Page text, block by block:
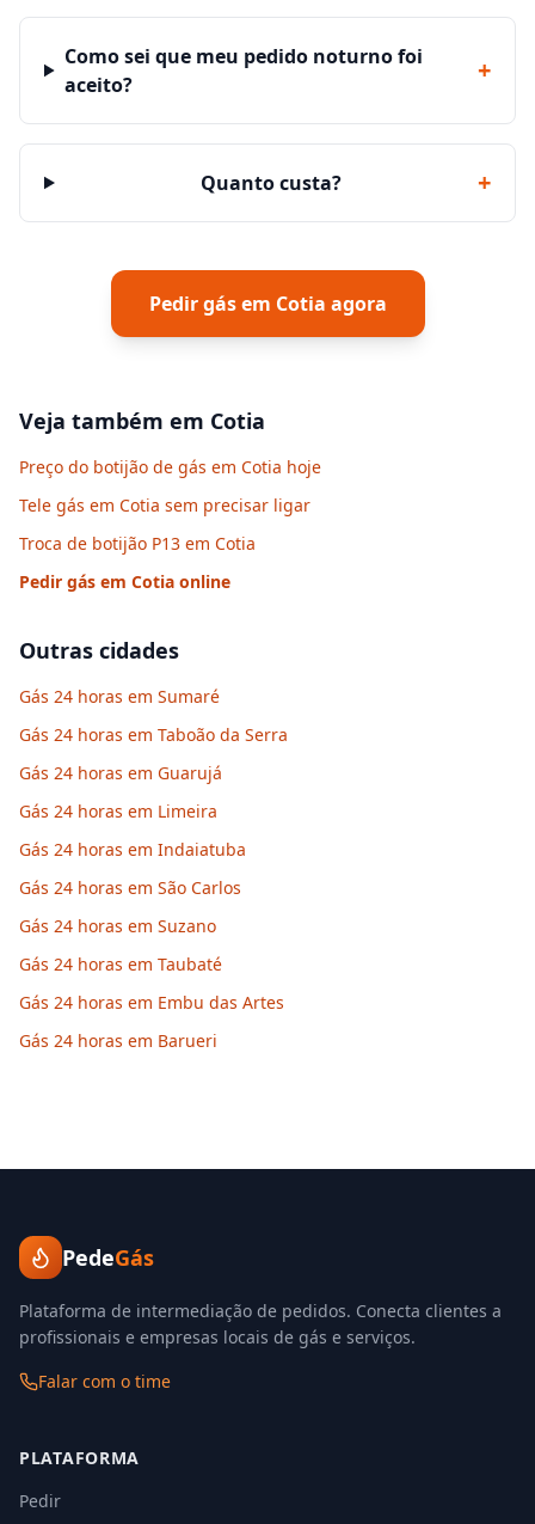
Como sei que meu pedido noturno foi
aceito?
+
Quanto custa? +
Pedir gás em Cotia agora
Veja também em Cotia
Preço do botijão de gás em Cotia hoje
Tele gás em Cotia sem precisar ligar
Troca de botijão P13 em Cotia
Pedir gás em Cotia online
Outras cidades
Gás 24 horas em Sumaré
Gás 24 horas em Taboão da Serra
Gás 24 horas em Guarujá
Gás 24 horas em Limeira
Gás 24 horas em Indaiatuba
Gás 24 horas em São Carlos
Gás 24 horas em Suzano
Gás 24 horas em Taubaté
Gás 24 horas em Embu das Artes
Gás 24 horas em Barueri
PedeGás
Plataforma de intermediação de pedidos. Conecta clientes a
profissionais e empresas locais de gás e serviços.
Falar com o time
PLATAFORMA
Pedir